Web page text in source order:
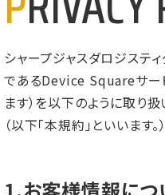
シャープジャスダロジステ
であるDevice Squareサービ
ます）を以下のように取り
（以下「本規約」といいます